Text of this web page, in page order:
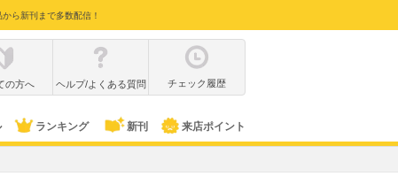
ら新刊まで多数配信！
の方へ ヘルプ/よくある質問 チェック履歴
ランキング 新刊 来店ポイント